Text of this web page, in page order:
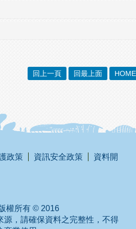
回上一頁 回最上面 HOME
政策 資訊安全政策
資料開
權所有 © 2016
源，請確保資料之完整性，不得